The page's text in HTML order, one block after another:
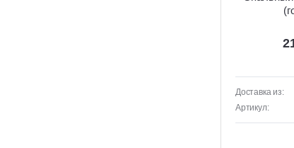
Доставка из:
Артикул: